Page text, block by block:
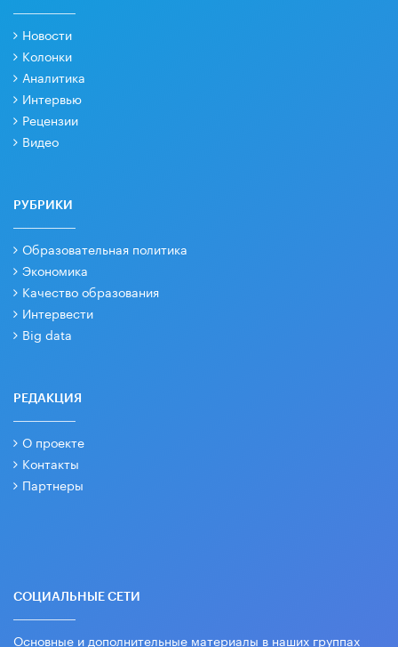
Новости
Колонки
Аналитика
Интервью
Рецензии
Видео
РУБРИКИ
Образовательная политика
Экономика
Качество образования
Интервести
Big data
РЕДАКЦИЯ
О проекте
Контакты
Партнеры
СОЦИАЛЬНЫЕ СЕТИ
Основные и дополнительные материалы в наших группах